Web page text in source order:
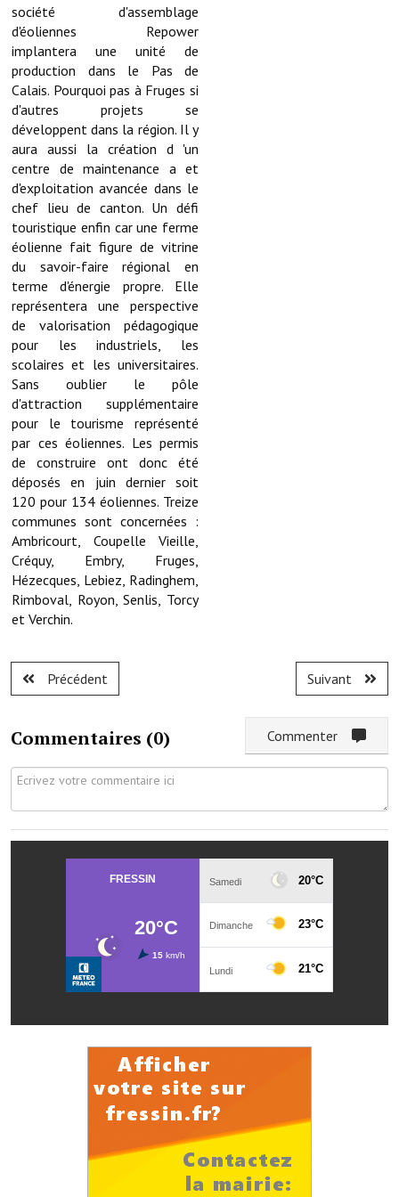
Artisans
Agents immobiliers
Réserver une salle
Salle Georges Delépine
Maison des services et des associations fressinoises
VILLE ACTIVE
Village culturel
La société musicale de l'Avenir Fressinois
La troupe théâtrale de l'Avenir Fressinois
Les Amis du Patrimoine
L'association du château
Le foyer rural
Le club de l'amitié
Le comité des fêtes
L'association Avotra-France
Le foyer de la Planquette
L'association des anciens combattants
Village sportif
La société de chasse
La société de pêche
Les foulées Fressinoises
Le calendrier annuel
Liste et coordonnées des associations
Fressin, ville d'histoire
Les panneaux du patrimoine
Le château
société d'assemblage
d'éoliennes Repower
implantera une unité de
production dans le Pas de
Calais. Pourquoi pas à Fruges si
d'autres projets se
développent dans la région. Il y
aura aussi la création d 'un
centre de maintenance a et
d'exploitation avancée dans le
chef lieu de canton. Un défi
touristique enfin car une ferme
éolienne fait figure de vitrine
du savoir-faire régional en
terme d'énergie propre. Elle
représentera une perspective
de valorisation pédagogique
pour les industriels, les
scolaires et les universitaires.
Sans oublier le pôle
d'attraction supplémentaire
pour le tourisme représenté
par ces éoliennes. Les permis
de construire ont donc été
déposés en juin dernier soit
120 pour 134 éoliennes. Treize
communes sont concernées :
Ambricourt, Coupelle Vieille,
Créquy, Embry, Fruges,
Hézecques, Lebiez, Radinghem,
Rimboval, Royon, Senlis, Torcy
et Verchin.
Précédent Suivant
Commentaires (0)